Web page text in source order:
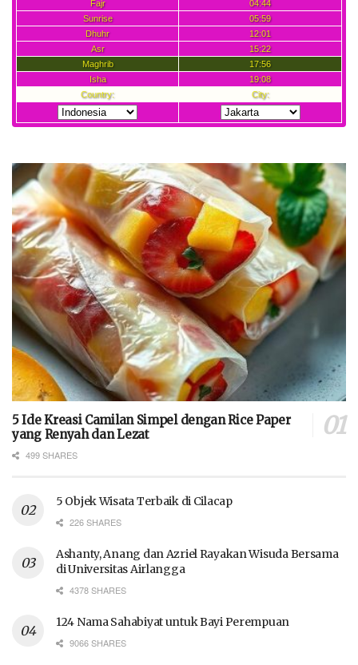
5 Ide Kreasi Camilan Simpel dengan Rice Paper
yang Renyah dan Lezat
499 SHARES
5 Objek Wisata Terbaik di Cilacap
226 SHARES
Ashanty, Anang dan Azriel Rayakan Wisuda Bersama
di Universitas Airlangga
4378 SHARES
124 Nama Sahabiyat untuk Bayi Perempuan
9066 SHARES